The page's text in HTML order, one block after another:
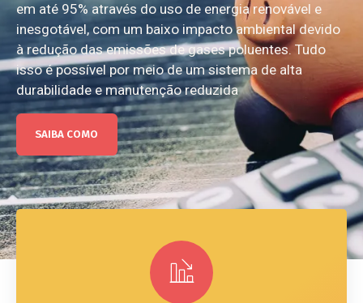
em até 95% através do uso de energia renovável e
inesgotável, com um baixo impacto ambiental devido
à redução das emissões de gases poluentes. Tudo
isso é possível por meio de um sistema de alta
durabilidade e manutenção reduzida
SAIBA COMO